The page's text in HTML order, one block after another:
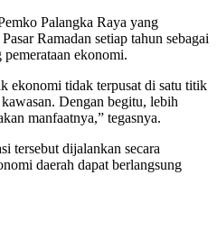
Palangka Raya yang
Ramadan setiap tahun sebagai
ekonomi.
ekonomi tidak terpusat di satu titik
Dengan begitu, lebih
manfaatnya,” tegasnya.
tersebut dijalankan secara
daerah dapat berlangsung